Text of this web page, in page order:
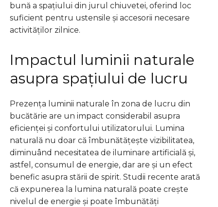
bună a spațiului din jurul chiuvetei, oferind loc
suficient pentru ustensile și accesorii necesare
activităților zilnice.
Impactul luminii naturale
asupra spațiului de lucru
Prezența luminii naturale în zona de lucru din
bucătărie are un impact considerabil asupra
eficienței și confortului utilizatorului. Lumina
naturală nu doar că îmbunătățește vizibilitatea,
diminuând necesitatea de iluminare artificială și,
astfel, consumul de energie, dar are și un efect
benefic asupra stării de spirit. Studii recente arată
că expunerea la lumina naturală poate crește
nivelul de energie și poate îmbunătăți